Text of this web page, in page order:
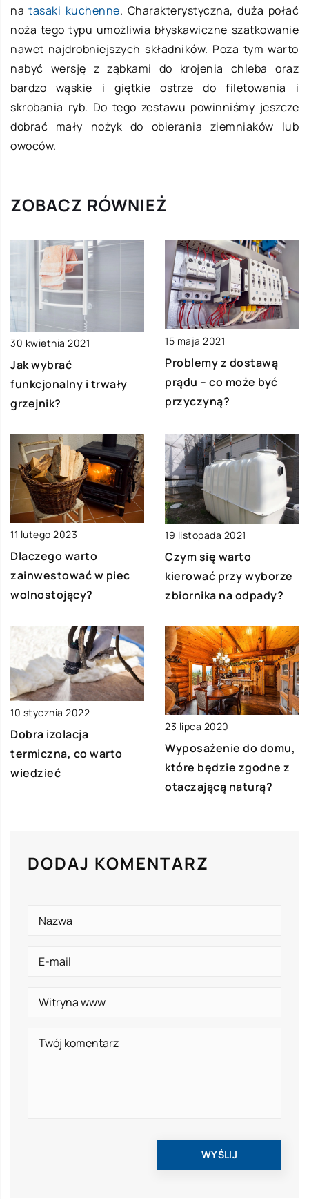
natasaki kuchenne. Charakterystyczna, duża połać
noża tego typu umożliwia błyskawiczne szatkowanie
nawet najdrobniejszych składników. Poza tym warto
nabyć wersję z ząbkami do krojenia chleba oraz
bardzo wąskie i giętkie ostrze do filetowania i
skrobania ryb. Do tego zestawu powinniśmy jeszcze
dobrać mały nożyk do obierania ziemniaków lub
owoców.
ZOBACZ RÓWNIEŻ
30 kwietnia 2021
Jak wybrać
funkcjonalny i trwały
grzejnik?
15 maja 2021
Problemy z dostawą
prądu – co może być
przyczyną?
11 lutego 2023
Dlaczego warto
zainwestować w piec
wolnostojący?
19 listopada 2021
Czym się warto
kierować przy wyborze
zbiornika na odpady?
10 stycznia 2022
Dobra izolacja
termiczna, co warto
wiedzieć
23 lipca 2020
Wyposażenie do domu,
które będzie zgodne z
otaczającą naturą?
DODAJ KOMENTARZ